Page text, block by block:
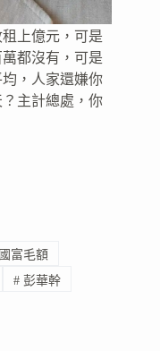
上億元，可是
都沒有，可是
，人家還嫌你
主計總處，你
國富毛額
# 彭華幹